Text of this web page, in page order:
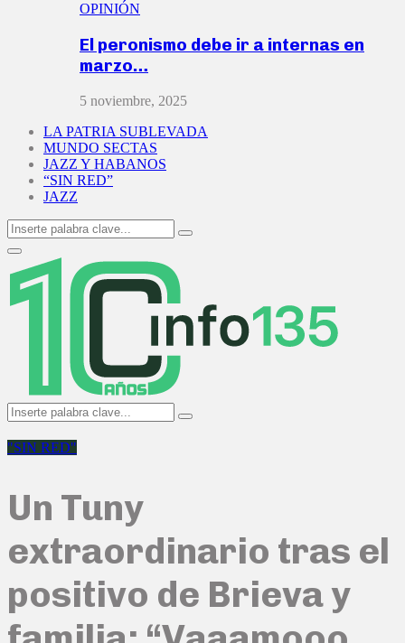
OPINIÓN
El peronismo debe ir a internas en
marzo…
5 noviembre, 2025
LA PATRIA SUBLEVADA
MUNDO SECTAS
JAZZ Y HABANOS
“SIN RED”
JAZZ
Search
for:
Search
Primary
Menu
Search
for:
Search
"SIN RED"
Un Tuny
extraordinario tras el
positivo de Brieva y